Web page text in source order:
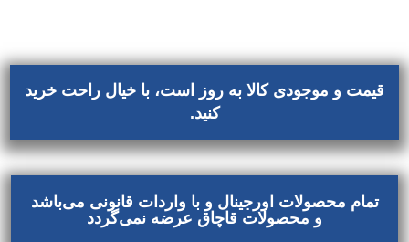
قیمت و موجودی کالا به روز است، با خیال راحت خرید
کنید.
تمام محصولات اورجینال و با واردات قانونی می‌باشد
و محصولات قاچاق عرضه نمی‌گردد